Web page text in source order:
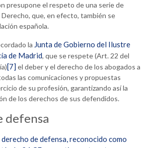
presupone el respeto de una serie de
que, en efecto, también se
española.
la Junta de Gobierno del Ilustre
de Madrid, que se respete (Art. 22 del
[7] el deber y el derecho de los abogados a
las comunicaciones y propuestas
de su profesión, garantizando así la
de los derechos de sus defendidos.
defensa
derecho de defensa, reconocido como